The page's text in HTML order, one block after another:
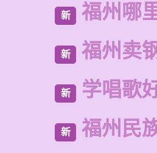
新 福州哪
新 福州卖
新 学唱歌
新 福州民